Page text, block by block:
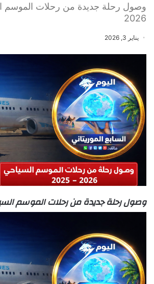
2026
يناير 3, 2026
وصول رحلة جديدة من رحلات الموسم السياحي